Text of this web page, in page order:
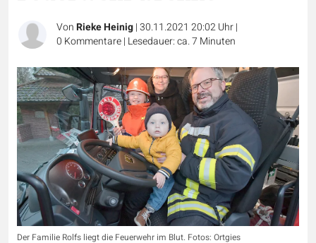
VonRieke Heinig|30.11.2021 20:02 Uhr|
0 Kommentare| Lesedauer: ca. 7 Minuten
Der Familie Rolfs liegt die Feuerwehr im Blut. Fotos: Ortgies